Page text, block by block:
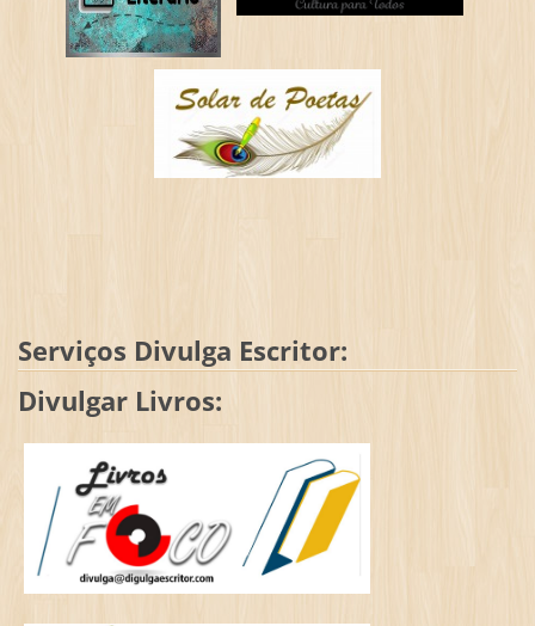
Serviços Divulga Escritor:
Divulgar Livros: